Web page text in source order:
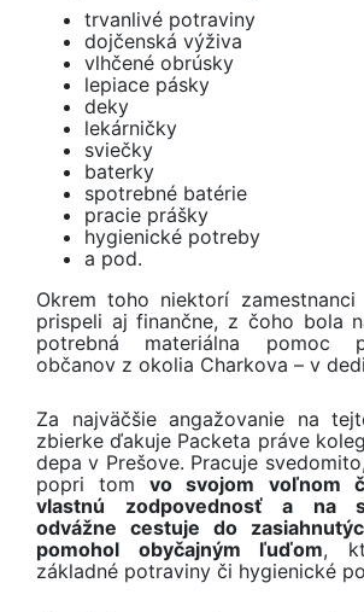
trvanlivé potraviny
dojčenská výživa
vlhčené obrúsky
lepiace pásky
deky
lekárničky
sviečky
baterky
spotrebné batérie
pracie prášky
hygienické potreby
a pod.
Okrem toho niektorí
prispeli aj finančne, z čoho bola
potrebná materiálna pomoc
občanov z okolia Charkova – v
Za najväčšie angažovanie na
zbierke ďakuje Packeta práve
depa v Prešove. Pracuje
popri tomvo svojom voľnom
vlastnú zodpovednosť a na
odvážne cestuje do
pomohol obyčajným ľuďom,
základné potraviny či hygienické